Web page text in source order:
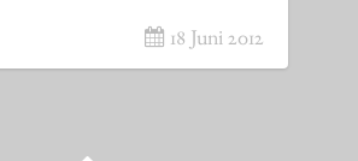
18 Juni 2012